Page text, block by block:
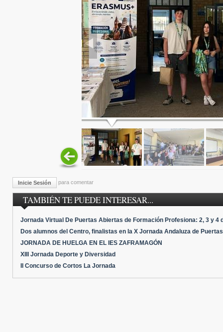
Inicie Sesión para comentar
TAMBIÉN TE PUEDE INTERESAR...
Jornada Virtual De Puertas Abiertas de Formación Profesiona: 2, 3 y 4
Dos alumnos del Centro, finalistas en la X Jornada Andaluza de
JORNADA DE HUELGA EN EL IES ZAFRAMAGÓN
XIII Jornada Deporte y Diversidad
II Concurso de Cortos La Jornada